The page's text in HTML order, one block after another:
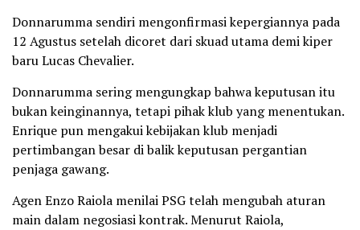
Donnarumma sendiri mengonfirmasi kepergiannya pada
12 Agustus setelah dicoret dari skuad utama demi kiper
baru Lucas Chevalier.
Donnarumma sering mengungkap bahwa keputusan itu
bukan keinginannya, tetapi pihak klub yang menentukan.
Enrique pun mengakui kebijakan klub menjadi
pertimbangan besar di balik keputusan pergantian
penjaga gawang.
Agen Enzo Raiola menilai PSG telah mengubah aturan
main dalam negosiasi kontrak. Menurut Raiola,